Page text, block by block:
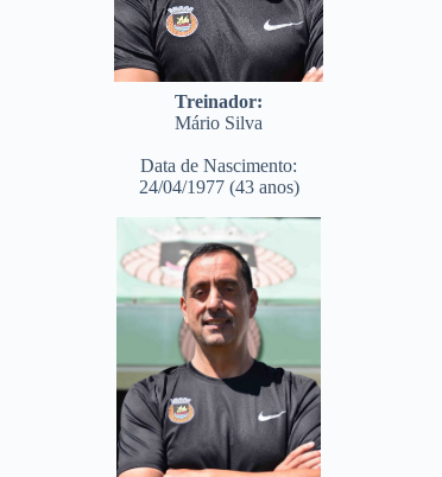
Treinador:
Mário Silva
Data de Nascimento:
24/04/1977 (43 anos)